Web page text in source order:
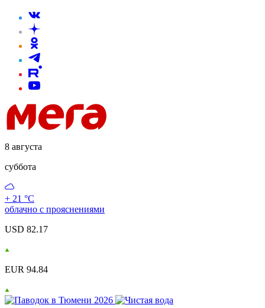
8 августа
суббота
+ 21 °С
облачно с прояснениями
USD 82.17
EUR 94.84